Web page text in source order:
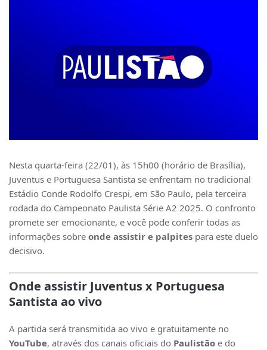
Nesta quarta-feira (22/01), às 15h00 (horário de Brasília),
Juventus e Portuguesa Santista se enfrentam no tradicional
Estádio Conde Rodolfo Crespi, em São Paulo, pela terceira
rodada do Campeonato Paulista Série A2 2025. O confronto
promete ser emocionante, e você pode conferir todas as
informações sobre onde assistir e palpites para este duelo
decisivo.
Onde assistir Juventus x Portuguesa
Santista ao vivo
A partida será transmitida ao vivo e gratuitamente no
YouTube, através dos canais oficiais do Paulistão e do